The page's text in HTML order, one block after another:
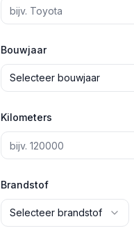
Bouwjaar
Selecteer bouwjaar
Kilometers
Brandstof
Selecteer brandstof